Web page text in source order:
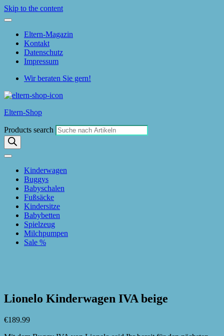
Skip to the content
Eltern-Magazin
Kontakt
Datenschutz
Impressum
Wir beraten Sie gern!
Eltern-Shop
Products search
Kinderwagen
Buggys
Babyschalen
Fußsäcke
Kindersitze
Babybetten
Spielzeug
Milchpumpen
Sale %
Lionelo Kinderwagen IVA beige
€189.99